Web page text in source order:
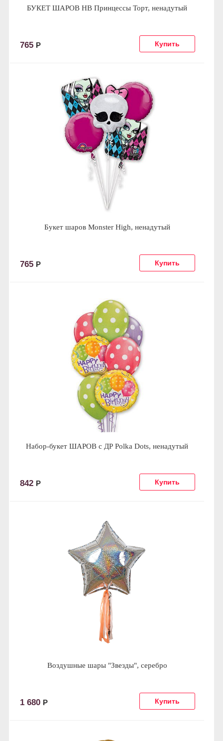
БУКЕТ ШАРОВ HB Принцессы Торт, ненадутый
765 Р
Букет шаров Monster High, ненадутый
765 Р
Набор-букет ШАРОВ с ДР Polka Dots, ненадутый
842 Р
Воздушные шары "Звезды", серебро
1 680 Р